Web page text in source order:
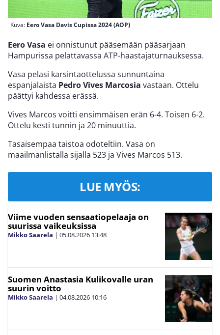
Kuva: Eero Vasa Davis Cupissa 2024 (AOP)
Eero Vasa ei onnistunut pääsemään pääsarjaan
Hampurissa pelattavassa ATP-haastajaturnauksessa.
Vasa pelasi karsintaottelussa sunnuntaina
espanjalaista Pedro Vives Marcosia vastaan. Ottelu
päättyi kahdessa erässä.
Vives Marcos voitti ensimmäisen erän 6-4. Toisen 6-2.
Ottelu kesti tunnin ja 20 minuuttia.
Tasaisempaa taistoa odoteltiin. Vasa on
maailmanlistalla sijalla 523 ja Vives Marcos 513.
LUE MYÖS:
Viime vuoden sensaatiopelaaja on
suurissa vaikeuksissa
Mikko Saarela | 05.08.2026 13:48
Suomen Anastasia Kulikovalle uran
suurin voitto
Mikko Saarela | 04.08.2026 10:16